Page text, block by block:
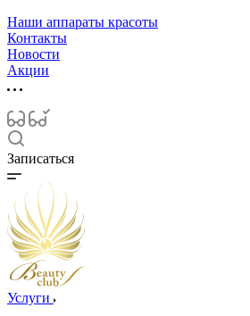
Наши аппараты красоты
Контакты
Новости
Акции
Записаться
Услуги